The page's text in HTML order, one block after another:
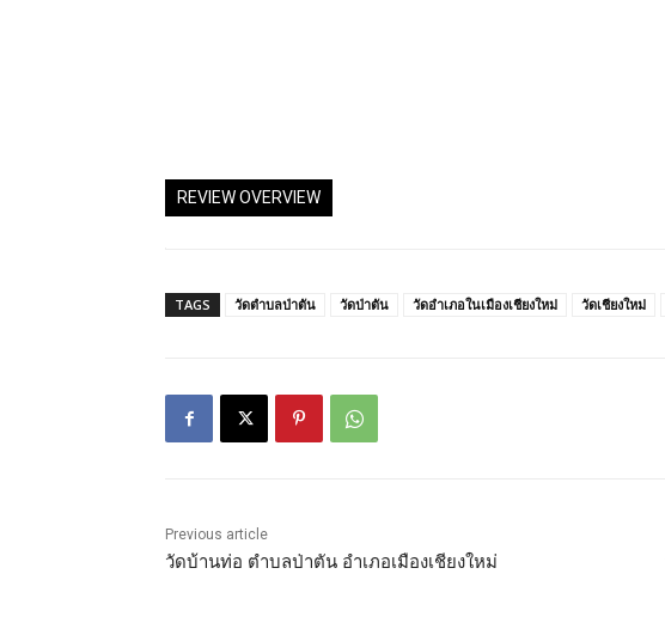
REVIEW OVERVIEW
TAGS วัดตำบลป่าตัน วัดป่าตัน วัดอำเภอในเมืองเชียงใหม่ วัดเชียงใหม่
Previous article
วัดบ้านท่อ ตำบลป่าตัน อำเภอเมืองเชียงใหม่